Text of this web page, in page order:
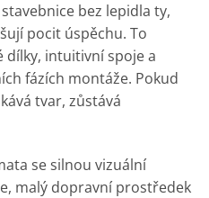
bez lepidla ty,
pocit úspěchu. To
dílky, intuitivní spoje a
fázích montáže. Pokud
tvar, zůstává
se silnou vizuální
malý dopravní prostředek